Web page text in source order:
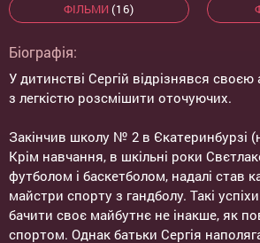
ФІЛЬМИ (16)
Біографія:
У дитинстві Сергій відрізнявся своєю
з легкістю розсмішити оточуючих.
Закінчив школу № 2 в Єкатеринбурзі
Крім навчання, в шкільні роки
футболом і баскетболом, надалі став
майстри спорту з гандболу. Такі
бачити своє майбутнє не інакше, як
спортом. Однак батьки Сергія